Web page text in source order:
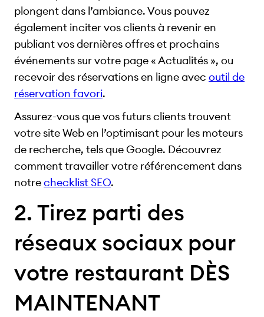
plongent dans l’ambiance. Vous pouvez
également inciter vos clients à revenir en
publiant vos dernières offres et prochains
événements sur votre page « Actualités », ou
recevoir des réservations en ligne avec outil de
réservation favori.
Assurez-vous que vos futurs clients trouvent
votre site Web en l’optimisant pour les moteurs
de recherche, tels que Google. Découvrez
comment travailler votre référencement dans
notrechecklist SEO.
2. Tirez parti des
réseaux sociaux pour
votre restaurant DÈS
MAINTENANT